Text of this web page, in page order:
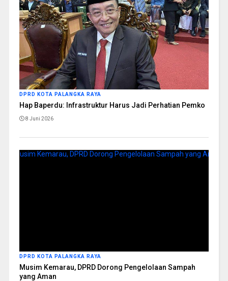
DPRD KOTA PALANGKA RAYA
Hap Baperdu: Infrastruktur Harus Jadi Perhatian Pemko
8 Juni 2026
DPRD KOTA PALANGKA RAYA
Musim Kemarau, DPRD Dorong Pengelolaan Sampah
yang Aman